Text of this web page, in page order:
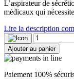
L’aspirateur de
médicaux qui
Lire la description
quantité
de
Aspirateur
à
sécrétions
Ajouter au panier
Paiement 100%